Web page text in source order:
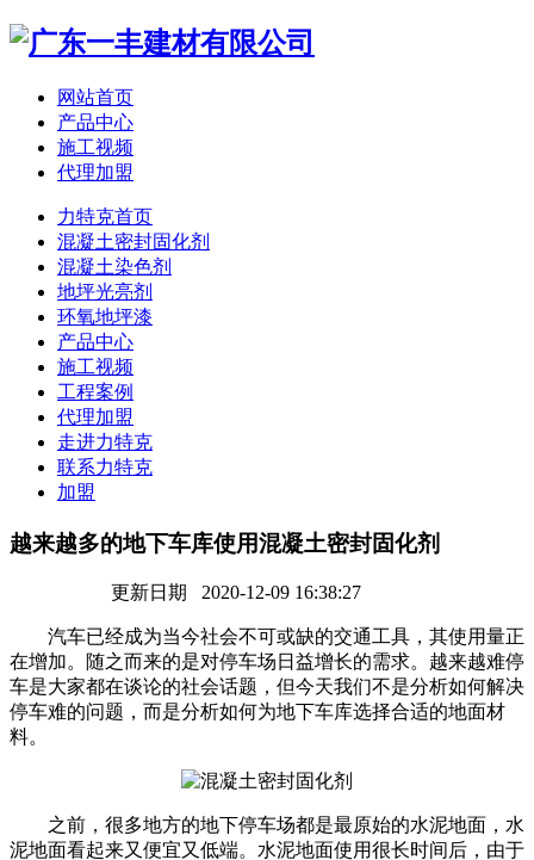
网站首页
产品中心
施工视频
代理加盟
力特克首页
混凝土密封固化剂
混凝土染色剂
地坪光亮剂
环氧地坪漆
产品中心
施工视频
工程案例
代理加盟
走进力特克
联系力特克
加盟
越来越多的地下车库使用混凝土密封固化剂
更新日期 2020-12-09 16:38:27
汽车已经成为当今社会不可或缺的交通工具，其使用量正
在增加。随之而来的是对停车场日益增长的需求。越来越难停
车是大家都在谈论的社会话题，但今天我们不是分析如何解决
停车难的问题，而是分析如何为地下车库选择合适的地面材
料。
之前，很多地方的地下停车场都是最原始的水泥地面，水
泥地面看起来又便宜又低端。水泥地面使用很长时间后，由于